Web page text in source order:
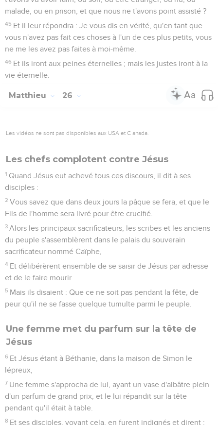
malade, ou en prison, et que nous ne t'avons point assisté ?
45 Et il leur répondra : Je vous dis en vérité, qu'en tant que
vous n'avez pas fait ces choses à l'un de ces plus petits, vous
ne me les avez pas faites à moi-même.
46 Et ils iront aux peines éternelles ; mais les justes iront à la
vie éternelle.
Matthieu 26
Les vidéos ne sont pas disponibles aux USA et C anada.
Les chefs complotent contre Jésus
1 Quand Jésus eut achevé tous ces discours, il dit à ses
disciples :
2 Vous savez que dans deux jours la pâque se fera, et que le
Fils de l'homme sera livré pour être crucifié.
3 Alors les principaux sacrificateurs, les scribes et les anciens
du peuple s'assemblèrent dans le palais du souverain
sacrificateur nommé Caïphe,
4 Et délibérèrent ensemble de se saisir de Jésus par adresse
et de le faire mourir.
5 Mais ils disaient : Que ce ne soit pas pendant la fête, de
peur qu'il ne se fasse quelque tumulte parmi le peuple.
Une femme met du parfum sur la tête de
Jésus
6 Et Jésus étant à Béthanie, dans la maison de Simon le
lépreux,
7 Une femme s'approcha de lui, ayant un vase d'albâtre plein
d'un parfum de grand prix, et le lui répandit sur la tête
pendant qu'il était à table.
8 Et ses disciples, voyant cela, en furent indignés et dirent :